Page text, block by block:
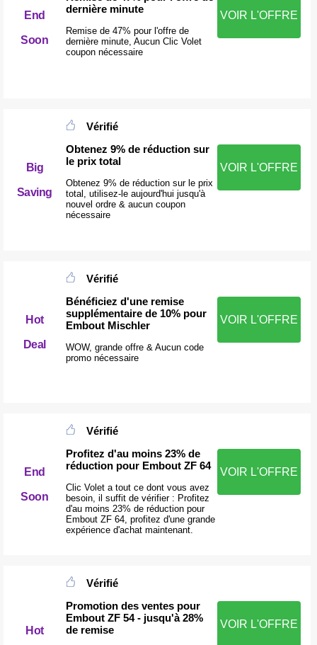
End
Soon
dernière minute
Remise de 47% pour l'offre de
dernière minute, Aucun Clic Volet
coupon nécessaire
VOIR L'OFFRE
Big
Saving
Vérifié
Obtenez 9% de réduction sur
le prix total
Obtenez 9% de réduction sur le prix
total, utilisez-le aujourd'hui jusqu'à
nouvel ordre & aucun coupon
nécessaire
VOIR L'OFFRE
Hot
Deal
Vérifié
Bénéficiez d'une remise
supplémentaire de 10% pour
Embout Mischler
WOW, grande offre & Aucun code
promo nécessaire
VOIR L'OFFRE
End
Soon
Vérifié
Profitez d'au moins 23% de
réduction pour Embout ZF 64
Clic Volet a tout ce dont vous avez
besoin, il suffit de vérifier : Profitez
d'au moins 23% de réduction pour
Embout ZF 64, profitez d'une grande
expérience d'achat maintenant.
VOIR L'OFFRE
Hot
Vérifié
Promotion des ventes pour
Embout ZF 54 - jusqu'à 28%
de remise
VOIR L'OFFRE